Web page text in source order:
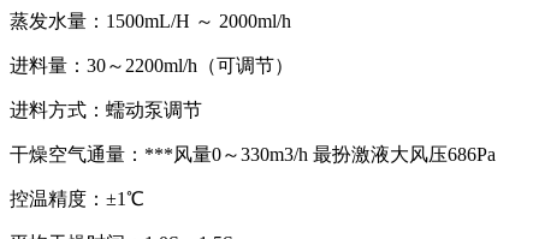
蒸发水量：1500mL/H ～ 2000ml/h
进料量：30～2200ml/h（可调节）
进料方式：蠕动泵调节
干燥空气通量：***风量0～330m3/h 最扮激液大风压686Pa
控温精度：±1℃